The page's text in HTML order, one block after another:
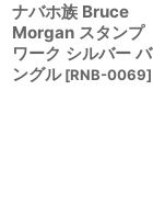
ナバホ族 Bruce
Morgan スタンプ
ワーク シルバー バ
ングル [RNB-0069]